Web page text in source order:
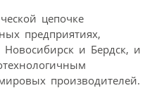
цепочке
предприятиях,
и Бердск, и
производителей.